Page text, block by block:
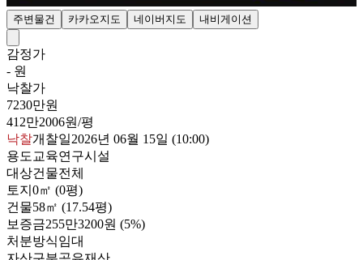
주변물건 카카오지도 네이버지도 내비게이션
감정가
- 원
낙찰가
7230만원
412만2006원/평
낙찰개찰일2026년 06월 15일 (10:00)
용도 교육연구시설
대상건물전체
토지 0㎡ (0평)
건물58㎡ (17.54평)
보증금255만3200원 (5%)
처분방식임대